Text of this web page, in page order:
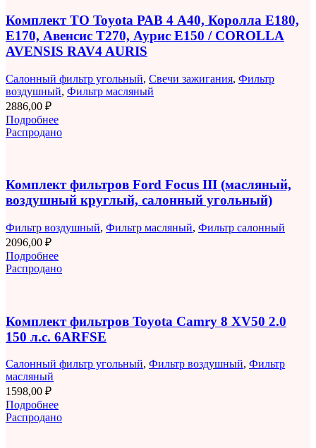
Комплект ТО Toyota РАВ 4 A40, Королла E180,
E170, Авенсис T270, Аурис E150 / COROLLA
AVENSIS RAV4 AURIS
Салонный фильтр угольный, Свечи зажигания, Фильтр
воздушный, Фильтр масляный
2886,00 ₽
Подробнее
Распродано
Комплект фильтров Ford Focus III (масляный,
воздушный круглый, салонный угольный)
Фильтр воздушный, Фильтр масляный, Фильтр салонный
2096,00 ₽
Подробнее
Распродано
Комплект фильтров Toyota Camry 8 XV50 2.0
150 л.с. 6ARFSE
Салонный фильтр угольный, Фильтр воздушный, Фильтр
масляный
1598,00 ₽
Подробнее
Распродано